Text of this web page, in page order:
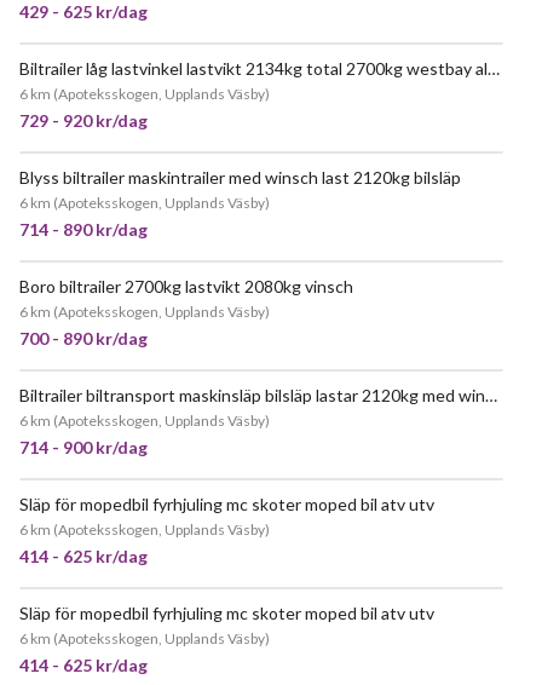
429 - 625 kr/dag
JÄTTEPOPULÄR Biltrailer låg lastvinkel lastvikt 2134kg total 2700kg westbay alfa maskin proffssläp
6 km (Apoteksskogen, Upplands Väsby)
729 - 920 kr/dag
Blyss biltrailer maskintrailer med winsch last 2120kg bilsläp
6 km (Apoteksskogen, Upplands Väsby)
714 - 890 kr/dag
Boro biltrailer 2700kg lastvikt 2080kg vinsch
6 km (Apoteksskogen, Upplands Väsby)
700 - 890 kr/dag
JÄTTEPOPULÄR Biltrailer biltransport maskinsläp bilsläp lastar 2120kg med winsch 2700kg totalvikt
6 km (Apoteksskogen, Upplands Väsby)
714 - 900 kr/dag
JÄTTEPOPULÄR
Släp för mopedbil fyrhjuling mc skoter moped bil atv utv
6 km (Apoteksskogen, Upplands Väsby)
414 - 625 kr/dag
JÄTTEPOPULÄR
Släp för mopedbil fyrhjuling mc skoter moped bil atv utv
6 km (Apoteksskogen, Upplands Väsby)
414 - 625 kr/dag